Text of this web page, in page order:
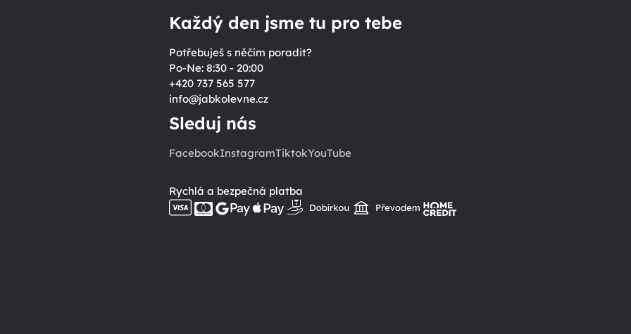
Každý den jsme tu pro tebe
Potřebuješ s něčím poradit?
Po-Ne: 8:30 - 20:00
+420 737 565 577
info@jabkolevne.cz
Sleduj nás
FacebookInstagramTiktokYouTube
Rychlá a bezpečná platba